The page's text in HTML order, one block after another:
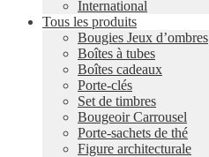
International
Tous les produits
Bougies Jeux d’ombres
Boîtes à tubes
Boîtes cadeaux
Porte-clés
Set de timbres
Bougeoir Carrousel
Porte-sachets de thé
Figure architecturale